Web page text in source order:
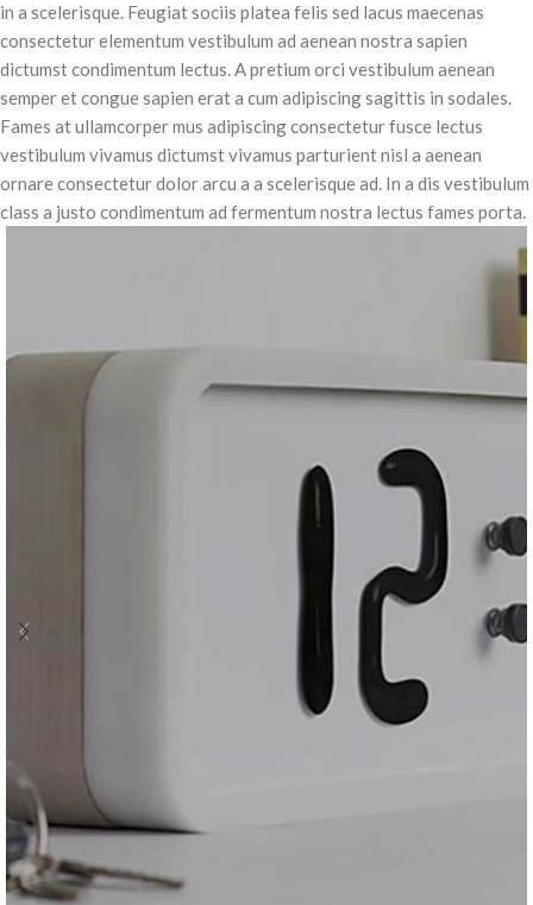
in a scelerisque. Feugiat sociis platea felis sed lacus maecenas
consectetur elementum vestibulum ad aenean nostra sapien
dictumst condimentum lectus. A pretium orci vestibulum aenean
semper et congue sapien erat a cum adipiscing sagittis in sodales.
Fames at ullamcorper mus adipiscing consectetur fusce lectus
vestibulum vivamus dictumst vivamus parturient nisl a aenean
ornare consectetur dolor arcu a a scelerisque ad. In a dis vestibulum
class a justo condimentum ad fermentum nostra lectus fames porta.